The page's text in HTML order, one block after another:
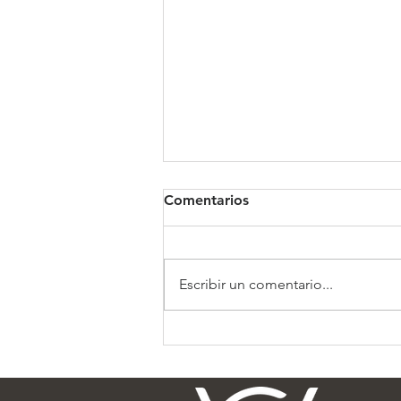
Clínica Somno
Comentarios
Escribir un comentario...